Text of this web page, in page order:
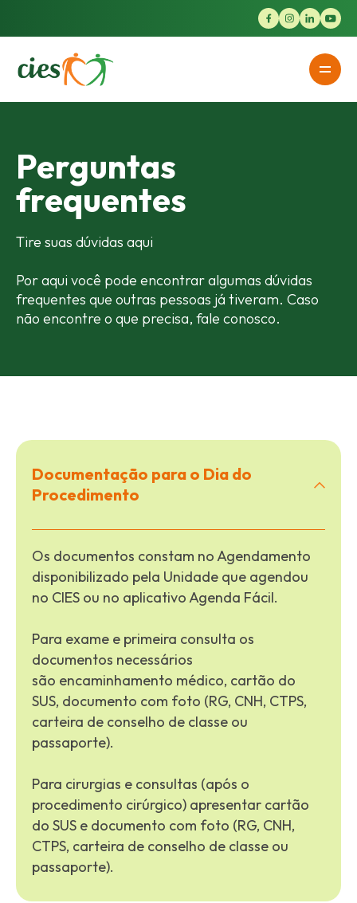
Perguntas
frequentes
Tire suas dúvidas aqui
Por aqui você pode encontrar algumas dúvidas
frequentes que outras pessoas já tiveram. Caso
não encontre o que precisa, fale conosco.
Documentação para o Dia do
Procedimento
Os documentos constam no Agendamento
disponibilizado pela Unidade que agendou
no CIES ou no aplicativo Agenda Fácil.
Para exame e primeira consulta os
documentos necessários
são encaminhamento médico, cartão do
SUS, documento com foto (RG, CNH, CTPS,
carteira de conselho de classe ou
passaporte).
Para cirurgias e consultas (após o
procedimento cirúrgico) apresentar cartão
do SUS e documento com foto (RG, CNH,
CTPS, carteira de conselho de classe ou
passaporte).